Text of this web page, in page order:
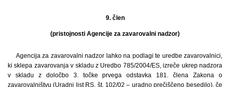
9. člen
(pristojnosti Agencije za zavarovalni nadzor)
Agencija za zavarovalni nadzor lahko na podlagi te uredbe zavarovalnici,
ki sklepa zavarovanja v skladu z Uredbo 785/2004/ES, izreče ukrep nadzora
v skladu z določbo 3. točke prvega odstavka 181. člena Zakona o
zavarovalništvu (Uradni list RS, št. 102/02 – uradno prečiščeno besedilo), če